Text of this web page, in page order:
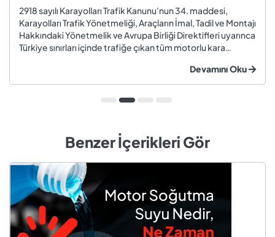
2918 sayılı Karayolları Trafik Kanunu'nun 34. maddesi,
Karayolları Trafik Yönetmeliği, Araçların İmal, Tadil ve Montajı
Hakkındaki Yönetmelik ve Avrupa Birliği Direktifleri uyarınca
Türkiye sınırları içinde trafiğe çıkan tüm motorlu kara
zorundadır. Araç muayenesi; otomobil, motosiklet,
kamyon, kamyo...
Devamını Oku
Benzer İçerikleri Gör